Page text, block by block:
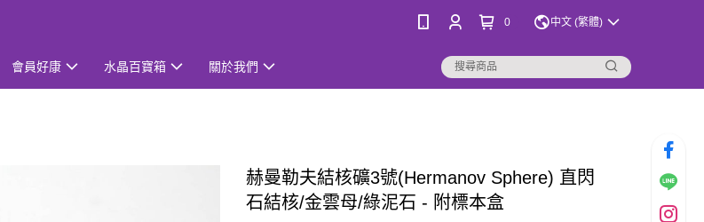
0 中文 (繁體)
會員好康 水晶百寶箱 關於我們
赫曼勒夫結核礦3號(Hermanov Sphere) 直閃
石結核/金雲母/綠泥石 - 附標本盒